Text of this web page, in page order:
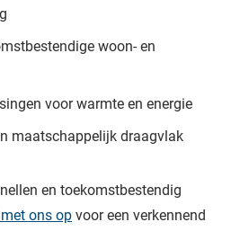
woon- en
voor warmte en energie
maatschappelijk draagvlak
en toekomstbestendig
ons opvoor een verkennend